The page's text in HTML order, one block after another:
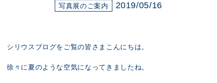
写真展のご案内 2019/05/16
シリウスブログをご覧の皆さまこんにちは。
徐々に夏のような空気になってきましたね。